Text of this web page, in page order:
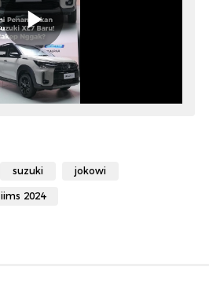
suzuki jokowi
iims 2024